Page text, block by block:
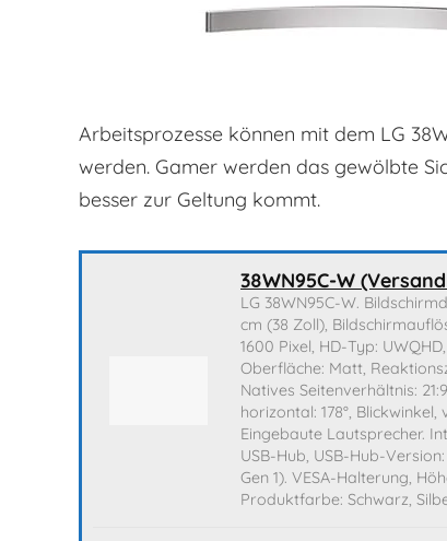
Arbeitsprozesse können mit dem LG
werden. Gamer werden das gewölbte
besser zur Geltung kommt.
38WN95C-W
LG 38WN95C-W.
cm (38 Zoll),
1600 Pixel, HD-Typ:
Oberfläche: Matt,
Natives Seitenverhältnis:
horizontal: 178°, Blickwinkel,
Eingebaute Lautsprecher.
USB-Hub, USB-Hub-Version:
Gen 1). VESA-Halterung,
Produktfarbe: Schwarz,